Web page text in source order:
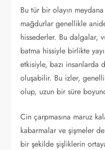
Bu tür bir olayın
mağdurlar genellikle
hissederler. Bu dalgalar,
batma hissiyle birlikte
etkisiyle, bazı insanlarda
oluşabilir. Bu izler,
olup, uzun bir süre
Cin çarpmasına maruz
kabarmalar ve şişmeler
bir şekilde şişliklerin ortaya